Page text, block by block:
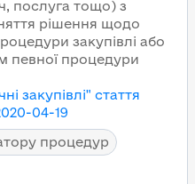
послуга тощо) з
рішення щодо
закупівлі або
певної процедури
закупівлі" стаття
04-19
процедур